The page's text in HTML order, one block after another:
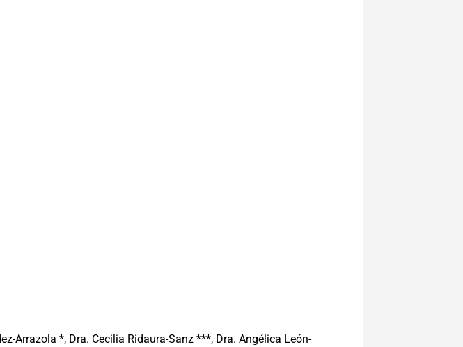
Arrazola *, Dra. Cecilia Ridaura-Sanz ***, Dra. Angélica León-